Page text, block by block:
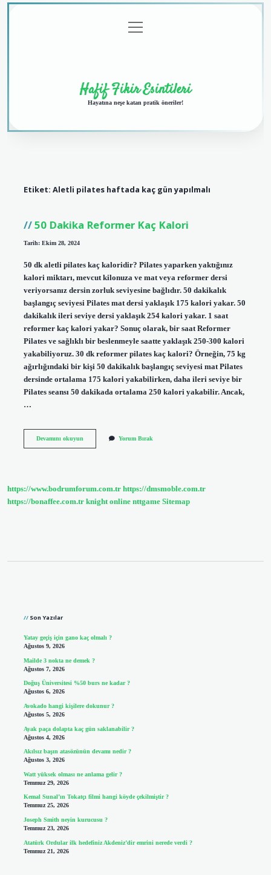
menüyü
aç
Hafif Fikir Esintileri
Hayatına neşe katan pratik öneriler!
Etiket: Aletli pilates haftada kaç gün yapılmalı
50 Dakika Reformer Kaç Kalori
Tarih: Ekim 28, 2024
50 dk aletli pilates kaç kaloridir? Pilates yaparken yaktığınız
kalori miktarı, mevcut kilonuza ve mat veya reformer dersi
veriyorsanız dersin zorluk seviyesine bağlıdır. 50 dakikalık
başlangıç ​​seviyesi Pilates mat dersi yaklaşık 175 kalori yakar. 50
dakikalık ileri seviye dersi yaklaşık 254 kalori yakar. 1 saat
reformer kaç kalori yakar? Sonuç olarak, bir saat Reformer
Pilates ve sağlıklı bir beslenmeyle saatte yaklaşık 250-300 kalori
yakabiliyoruz. 30 dk reformer pilates kaç kalori? Örneğin, 75 kg
ağırlığındaki bir kişi 50 dakikalık başlangıç ​​seviyesi mat Pilates
dersinde ortalama 175 kalori yakabilirken, daha ileri seviye bir
Pilates seansı 50 dakikada ortalama 250 kalori yakabilir. Ancak,
…
Devamını okuyun50
Yorum Bırak
https://www.bodrumforum.com.tr https://dmsmoble.com.tr
https://bonaffee.com.tr knight online nttgame Sitemap
Son Yazılar
Yatay geçiş için gano kaç olmalı ?
Ağustos 9, 2026
Mailde 3 nokta ne demek ?
Ağustos 7, 2026
Doğuş Üniversitesi %50 burs ne kadar ?
Ağustos 6, 2026
Avokado hangi kişilere dokunur ?
Ağustos 5, 2026
Ayak paça dolapta kaç gün saklanabilir ?
Ağustos 4, 2026
Akılsız başın atasözünün devamı nedir ?
Ağustos 3, 2026
Watt yüksek olması ne anlama gelir ?
Temmuz 29, 2026
Kemal Sunal’ın Tokatçı filmi hangi köyde çekilmiştir ?
Temmuz 25, 2026
Joseph Smith neyin kurucusu ?
Temmuz 23, 2026
Atatürk Ordular ilk hedefiniz Akdeniz’dir emrini nerede verdi ?
Temmuz 21, 2026